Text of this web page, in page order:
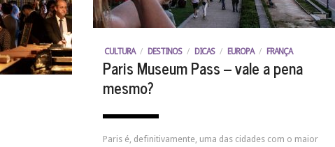
CULTURA / DESTINOS / DICAS / EUROPA / FRANÇA
Paris Museum Pass – vale a pena
mesmo?
Paris é, definitivamente, uma das cidades com o maior